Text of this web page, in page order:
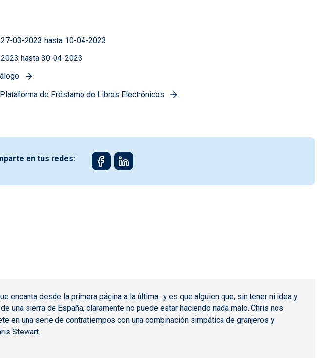
27-03-2023 hasta 10-04-2023
hasta 30-04-2023
de Préstamo de Libros Electrónicos
en tus redes:
encanta desde la primera página a la última…y es que alguien que, sin tener ni idea y
sierra de España, claramente no puede estar haciendo nada malo. Chris nos
en una serie de contratiempos con una combinación simpática de granjeros y
Stewart.